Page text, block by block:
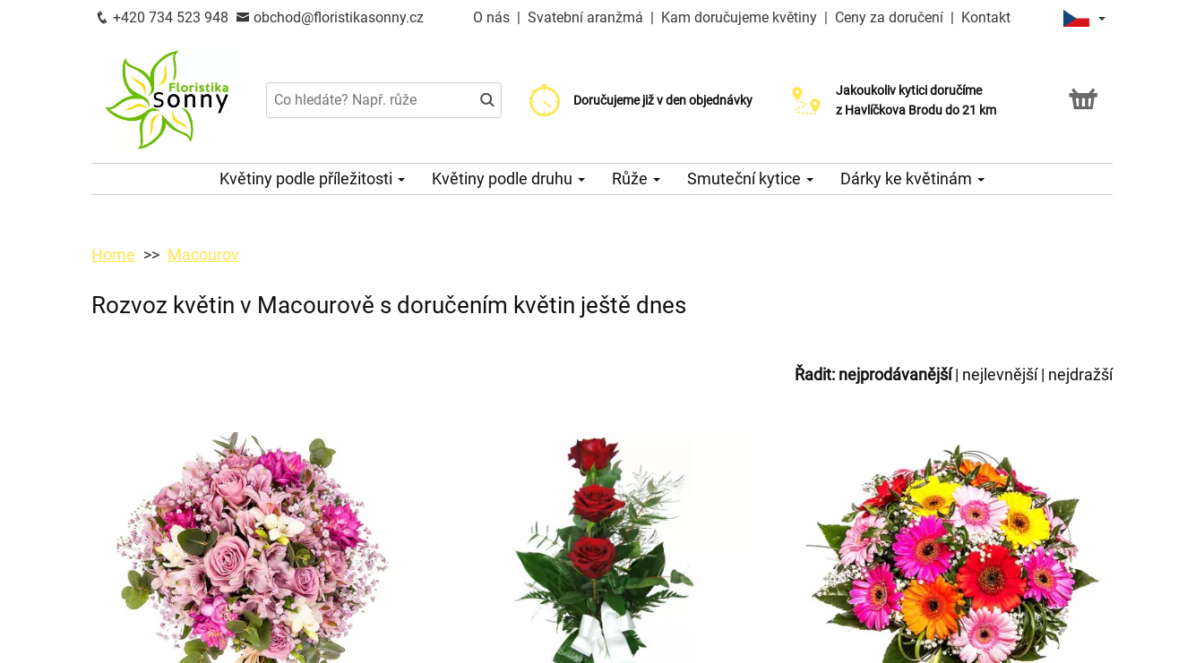
+420 734 523 948 obchod@floristikasonny.cz O nás | Svatební aranžmá | Kam doručujeme květiny | Ceny za doručení | Kontakt
Doručujeme již v den objednávky
Doručujeme již od 99 Kč
Možný výběr času a dne doručení
Jakoukoliv kytici doručíme
z Havlíčkova Brodu do 21 km
Možnost vyzvednout v naší květince
Květiny podle příležitosti Květiny podle druhu Růže Smuteční kytice Dárky ke květinám
Home Macourov
Rozvoz květin v Macourově s doručením květin ještě dnes
Řadit: nejprodávanější| nejlevnější| nejdražší